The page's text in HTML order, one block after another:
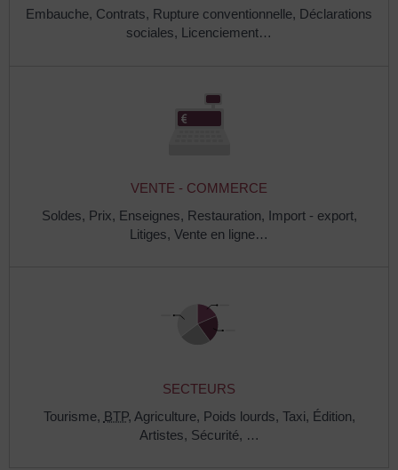
Embauche, Contrats, Rupture conventionnelle, Déclarations
sociales, Licenciement…
VENTE - COMMERCE
Soldes, Prix, Enseignes, Restauration, Import - export,
Litiges, Vente en ligne…
SECTEURS
Tourisme, BTP, Agriculture, Poids lourds, Taxi, Édition,
Artistes, Sécurité, …